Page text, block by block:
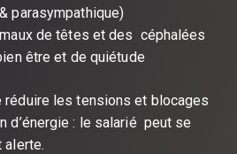
parasympathique)
de têtes et des céphalées
être et de quiétude
les tensions et blocages
d’énergie : le salarié peut se
alerte.